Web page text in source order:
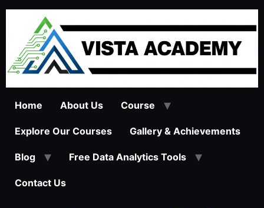
Home About Us Course
Explore Our Courses Gallery & Achievements
Blog Free Data Analytics Tools
Contact Us